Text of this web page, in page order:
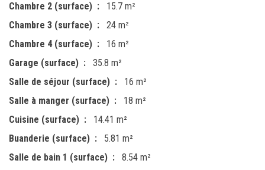
Chambre 2 (surface)
15.7 m²
Chambre 3 (surface)
24 m²
Chambre 4 (surface)
16 m²
Garage (surface)
35.8 m²
Salle de séjour (surface)
16 m²
Salle à manger (surface)
18 m²
Cuisine (surface)
14.41 m²
Buanderie (surface)
5.81 m²
Salle de bain 1 (surface)
8.54 m²